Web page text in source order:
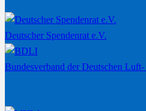
Deutscher Spendenrat e.V.
Bundesverband der Deutschen